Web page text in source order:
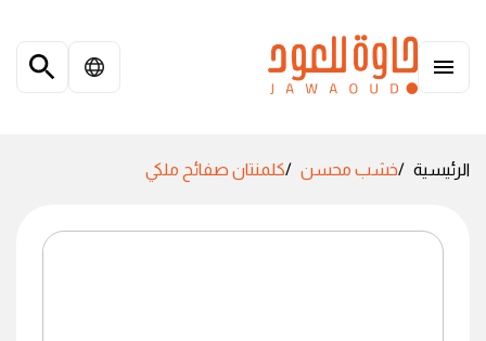
الرئيسية خشب محسن كلمنتان صفائح ملكي